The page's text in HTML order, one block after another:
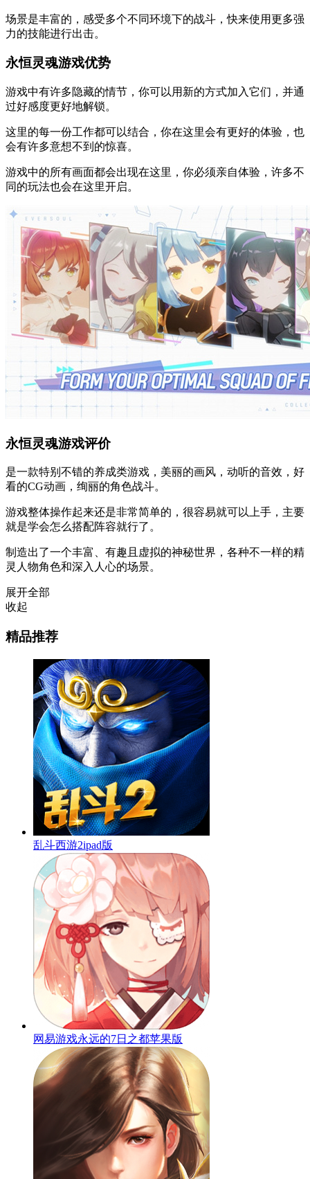
场景是丰富的，感受多个不同环境下的战斗，快来使用更多强
力的技能进行出击。
永恒灵魂游戏优势
游戏中有许多隐藏的情节，你可以用新的方式加入它们，并通
过好感度更好地解锁。
这里的每一份工作都可以结合，你在这里会有更好的体验，也
会有许多意想不到的惊喜。
游戏中的所有画面都会出现在这里，你必须亲自体验，许多不
同的玩法也会在这里开启。
永恒灵魂游戏评价
是一款特别不错的养成类游戏，美丽的画风，动听的音效，好
看的CG动画，绚丽的角色战斗。
游戏整体操作起来还是非常简单的，很容易就可以上手，主要
就是学会怎么搭配阵容就行了。
制造出了一个丰富、有趣且虚拟的神秘世界，各种不一样的精
灵人物角色和深入人心的场景。
展开全部
收起
精品推荐
乱斗西游2ipad版
网易游戏永远的7日之都苹果版